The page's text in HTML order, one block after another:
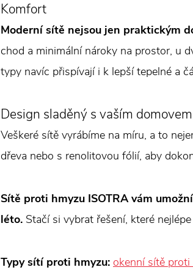
Komfort
Moderní sítě nejsou jen praktickým
chod a minimální nároky na prostor, u
typy navíc přispívají i k lepší tepelné a
Design sladěný s vaším domovem
Veškeré sítě vyrábíme na míru, a to
dřeva nebo s renolitovou fólií, aby
Sítě proti hmyzu ISOTRA vám
léto. Stačí si vybrat řešení, které
Typy sítí proti hmyzu: okenní sítě proti